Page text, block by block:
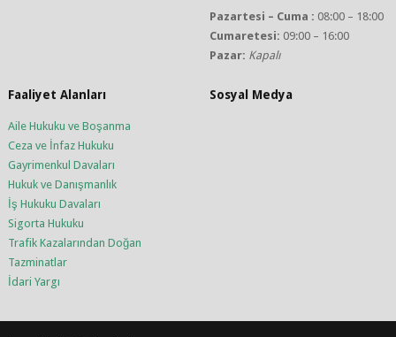
Pazartesi – Cuma : 08:00 – 18:00
Cumaretesi: 09:00 – 16:00
Pazar: Kapalı
Faaliyet Alanları
Aile Hukuku ve Boşanma
Ceza ve İnfaz Hukuku
Gayrimenkul Davaları
Hukuk ve Danışmanlık
İş Hukuku Davaları
Sigorta Hukuku
Trafik Kazalarından Doğan
Tazminatlar
İdari Yargı
Sosyal Medya